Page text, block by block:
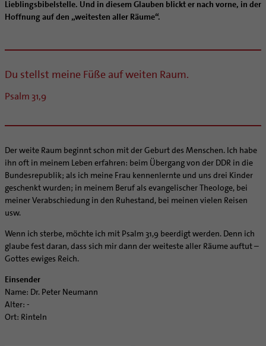
Notfall
Schule
Aufbrüche in der Kirche
Ehrenamtliche
Pfarrgemeinden
Lieblingsbibelstelle. Und in diesem Glauben blickt er nach vorne, in der
Hoffnung auf den „weitesten aller Räume“.
Du stellst meine Füße auf weiten Raum.
Psalm 31,9
Der weite Raum beginnt schon mit der Geburt des Menschen. Ich habe
ihn oft in meinem Leben erfahren: beim Übergang von der DDR in die
Bundesrepublik; als ich meine Frau kennenlernte und uns drei Kinder
geschenkt wurden; in meinem Beruf als evangelischer Theologe, bei
meiner Verabschiedung in den Ruhestand, bei meinen vielen Reisen
usw.
Wenn ich sterbe, möchte ich mit Psalm 31,9 beerdigt werden. Denn ich
glaube fest daran, dass sich mir dann der weiteste aller Räume auftut –
Gottes ewiges Reich.
Einsender
Name: Dr. Peter Neumann
Alter: -
Ort: Rinteln